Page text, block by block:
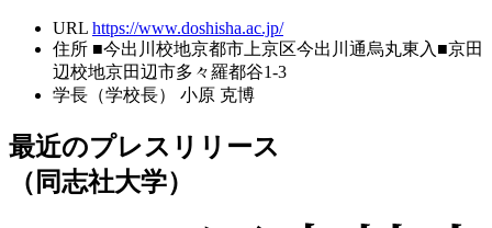
URL https://www.doshisha.ac.jp/
住所 ■今出川校地京都市上京区今出川通烏丸東入■京田
辺校地京田辺市多々羅都谷1-3
学長（学校長）
小原 克博
最近のプレスリリース
（同志社大学）